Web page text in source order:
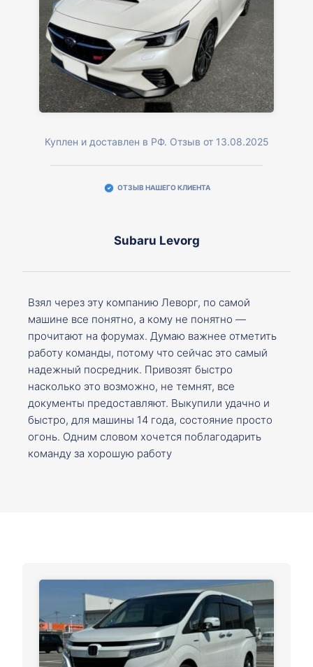
Куплен и доставлен в РФ. Отзыв от 13.08.2025
ОТЗЫВ НАШЕГО КЛИЕНТА
Subaru Levorg
Взял через эту компанию Леворг, по самой
машине все понятно, а кому не понятно —
прочитают на форумах. Думаю важнее отметить
работу команды, потому что сейчас это самый
надежный посредник. Привозят быстро
насколько это возможно, не темнят, все
документы предоставляют. Выкупили удачно и
быстро, для машины 14 года, состояние просто
огонь. Одним словом хочется поблагодарить
команду за хорошую работу